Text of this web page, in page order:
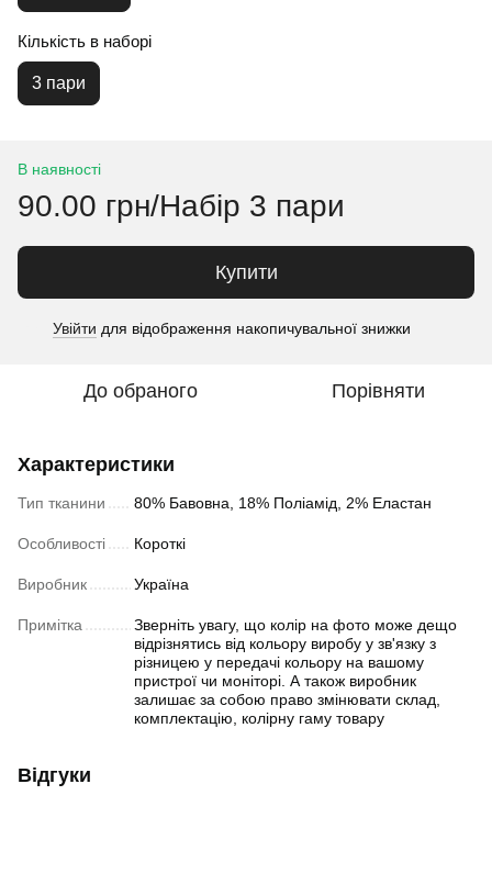
Кількість в наборі
3 пари
В наявності
90.00 грн/Набір 3 пари
Купити
Увійти для відображення накопичувальної знижки
До обраного Порівняти
Характеристики
Тип тканини 80% Бавовна, 18% Поліамід, 2% Еластан
Особливості Короткі
Виробник Україна
Примітка
Зверніть увагу, що колір на фото може дещо
відрізнятись від кольору виробу у зв'язку з
різницею у передачі кольору на вашому
пристрої чи моніторі. А також виробник
залишає за собою право змінювати склад,
комплектацію, колірну гаму товару
Відгуки